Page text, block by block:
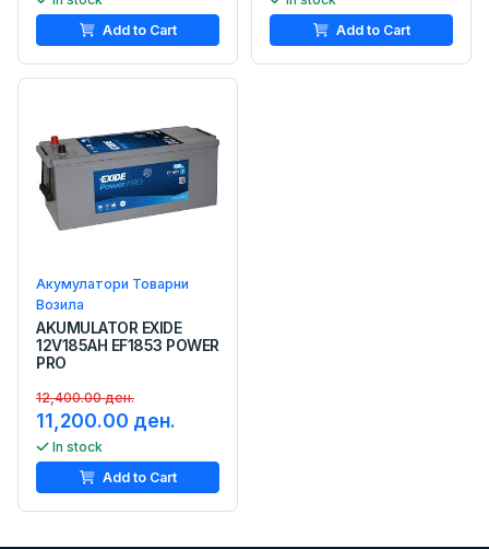
Add to Cart
Add to Cart
Акумулатори Товарни
Возила
AKUMULATOR EXIDE
12V185AH EF1853 POWER
PRO
12,400.00 ден.
11,200.00 ден.
In stock
Add to Cart